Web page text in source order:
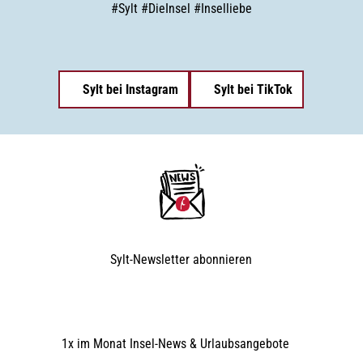
#Sylt #DieInsel #Inselliebe
Sylt bei Instagram Sylt bei TikTok
Sylt-Newsletter abonnieren
1x im Monat Insel-News & Urlaubsangebote